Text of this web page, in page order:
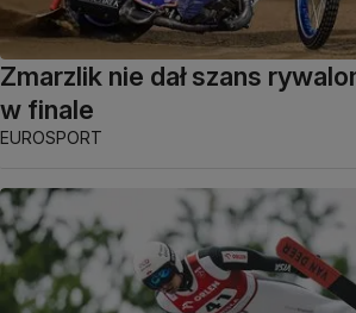
Zmarzlik nie dał szans
w finale
EUROSPORT